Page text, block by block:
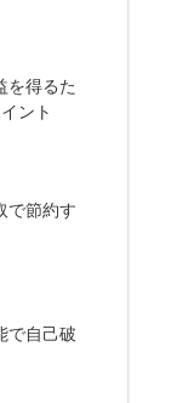
を得るた
ント
で節約す
で自己破